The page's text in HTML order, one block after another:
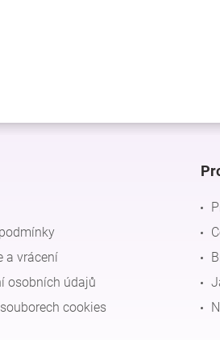
a vrácení
osobních údajů
cookies